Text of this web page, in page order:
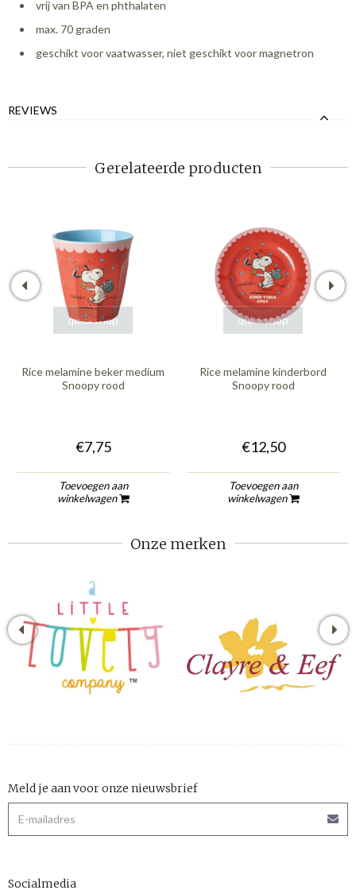
vrij van BPA en phthalaten
max. 70 graden
geschikt voor vaatwasser, niet geschikt voor magnetron
REVIEWS
Gerelateerde producten
quickshop
Rice melamine beker medium
Snoopy rood
€7,75
Toevoegen aan
winkelwagen
quickshop
Rice melamine kinderbord
Snoopy rood
€12,50
Toevoegen aan
winkelwagen
Onze merken
Meld je aan voor onze nieuwsbrief
Socialmedia